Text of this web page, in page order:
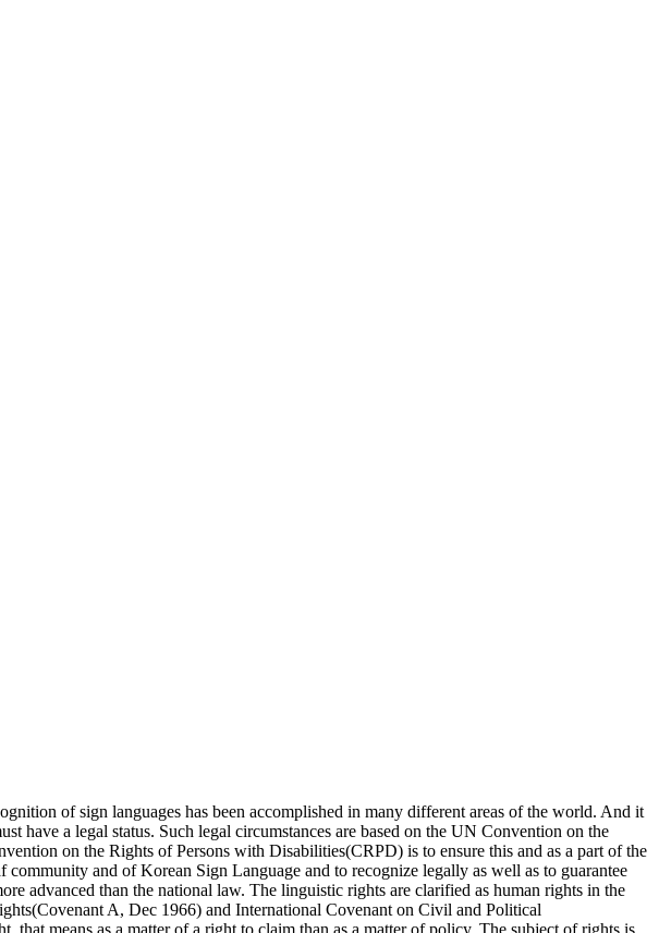
of sign languages has been accomplished in many different areas of the world. And it
have a legal status. Such legal circumstances are based on the UN Convention on the
on the Rights of Persons with Disabilities(CRPD) is to ensure this and as a part of the
and of Korean Sign Language and to recognize legally as well as to guarantee
advanced than the national law. The linguistic rights are clarified as human rights in the
A, Dec 1966) and International Covenant on Civil and Political
means as a matter of a right to claim than as a matter of policy. The subject of rights is